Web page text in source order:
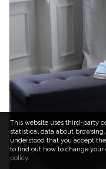
This website uses third-party
statistical data about
understood that you accept
to find out how to change your
policy.